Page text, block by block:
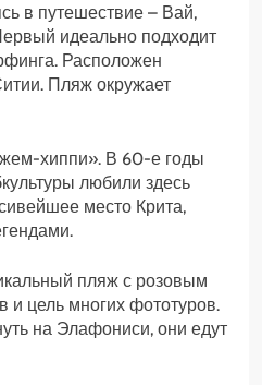
в путешествие – Вай,
идеально подходит
Расположен
Пляж окружает
хиппи». В 60-е годы
любили здесь
место Крита,
пляж с розовым
и цель многих фототуров.
на Элафониси, они едут